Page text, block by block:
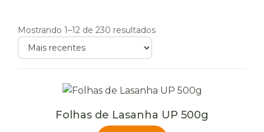
Mostrando 1–12 de 230 resultados
Ordenar
produtos
Folhas de Lasanha UP 500g